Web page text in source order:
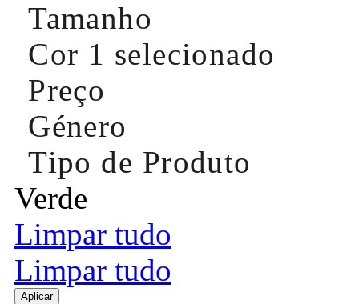
Tamanho
Cor 1 selecionado
Preço
Género
Tipo de Produto
Verde
Limpar tudo
Limpar tudo
Aplicar